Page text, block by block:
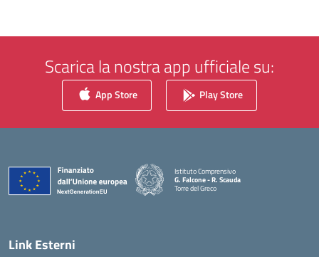
Scarica la nostra app ufficiale su:
App Store Play Store
Istituto Comprensivo
G. Falcone - R. Scauda
Torre del Greco
Link Esterni